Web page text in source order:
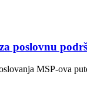
poslovnu
MSP-ova